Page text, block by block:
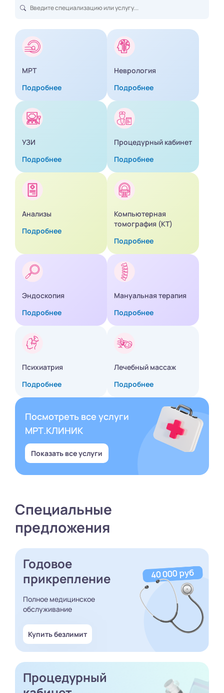
МРТ
Подробнее
Неврология
Подробнее
УЗИ
Подробнее
Процедурный кабинет
Подробнее
Анализы
Подробнее
Компьютерная
томография (КТ)
Подробнее
Эндоскопия
Подробнее
Мануальная терапия
Подробнее
Психиатрия
Подробнее
Лечебный массаж
Подробнее
Посмотреть все услуги
МРТ.КЛИНИК
Показать все услуги
Специальные
предложения
Годовое
прикрепление
Полное медицинское
обслуживание
Купить безлимит
Процедурный